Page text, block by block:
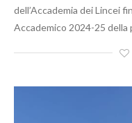
dell’Accademia dei Lincei
Accademico 2024-25